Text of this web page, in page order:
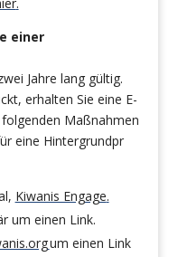
einer
Jahre lang gültig.
erhalten Sie eine E-
Maßnahmen
eine Hintergrundpr
Kiwanis Engage.
um einen Link.
um einen Link